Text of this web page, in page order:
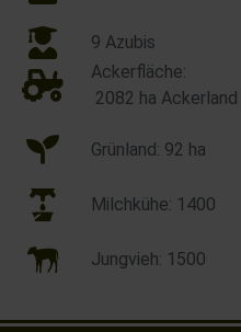
9 Azubis
Ackerfläche:
2082 ha Ackerland
Grünland: 92 ha
Milchkühe: 1400
Jungvieh: 1500